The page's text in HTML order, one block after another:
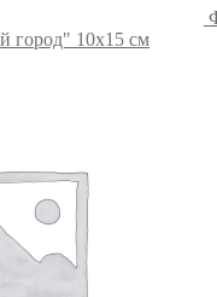
город" 10х15 см